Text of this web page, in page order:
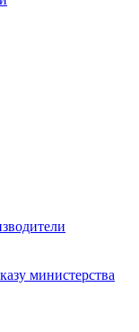
министерства